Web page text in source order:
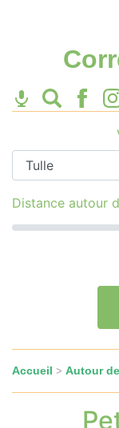
Distance autour
Accueil > Autour